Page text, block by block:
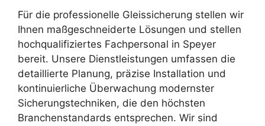
Für die professionelle Gleissicherung stellen wir
Ihnen maßgeschneiderte Lösungen und stellen
hochqualifiziertes Fachpersonal in Speyer
bereit. Unsere Dienstleistungen umfassen die
detaillierte Planung, präzise Installation und
kontinuierliche Überwachung modernster
Sicherungstechniken, die den höchsten
Branchenstandards entsprechen. Wir sind